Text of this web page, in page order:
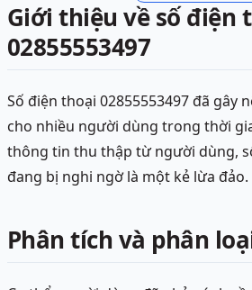
Giới thiệu về số điện
02855553497
Số điện thoại 02855553497 đã gây
cho nhiều người dùng trong thời
thông tin thu thập từ người dùng,
đang bị nghi ngờ là một kẻ lừa đảo.
Phân tích và phân